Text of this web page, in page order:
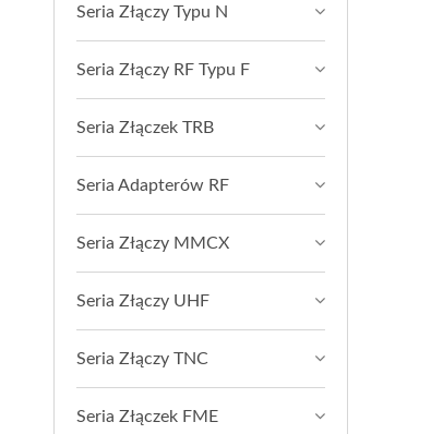
Seria Złączy Typu N
Seria Złączy RF Typu F
Seria Złączek TRB
Seria Adapterów RF
Seria Złączy MMCX
Seria Złączy UHF
Seria Złączy TNC
Seria Złączek FME